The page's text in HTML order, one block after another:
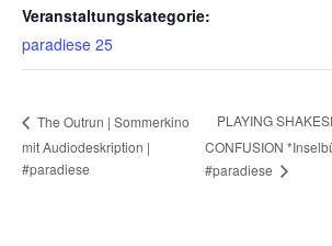
Veranstaltungskategorie:
paradiese 25
The Outrun | Sommerkino
mit Audiodeskription |
#paradiese
PLAYING
CONFUSION
#paradiese